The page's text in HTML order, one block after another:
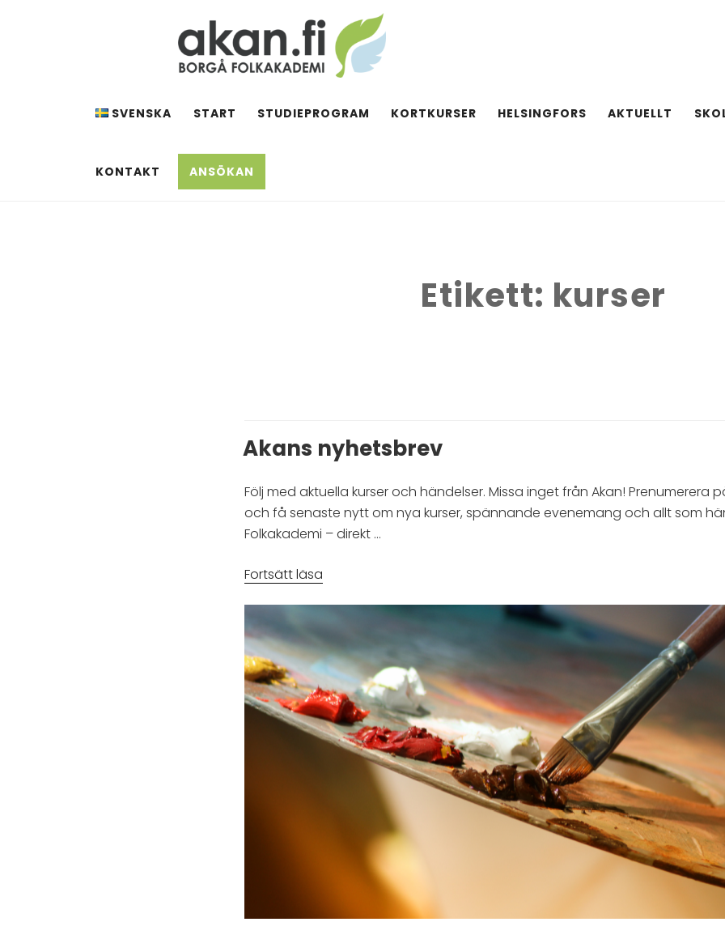
AKAN.FI
SVENSKA START STUDIEPROGRAM KORTKURSER HELSINGFORS AKTUELLT
KONTAKT ANSÖKAN
Etikett: kurser
Akans nyhetsbrev
Följ med aktuella kurser och händelser. Missa inget från Akan! Prenumerera
och få senaste nytt om nya kurser, spännande evenemang och allt som
Folkakademi – direkt …
Fortsätt läsa